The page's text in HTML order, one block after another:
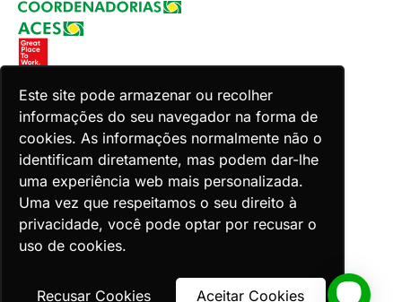
Este site pode armazenar ou recolher
informações do seu navegador na forma de
cookies. As informações normalmente não o
identificam diretamente, mas podem dar-lhe
uma experiência web mais personalizada.
Uma vez que respeitamos o seu direito à
privacidade, você pode optar por recusar o
uso de cookies.
Recusar Cookies Aceitar Cookies
Copyright 2026 Faciap. Todos os direitos reservados.
Desenvolvido por Zion ACES.